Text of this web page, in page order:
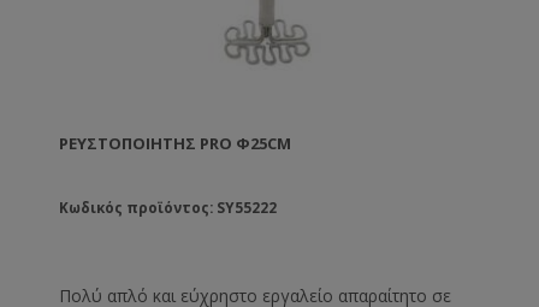
ΡΕΥΣΤΟΠΟΙΗΤΉΣ PRO Φ25CM
Κωδικός προϊόντος: SY55222
Πολύ απλό και εύχρηστο εργαλείο απαραίτητο σε